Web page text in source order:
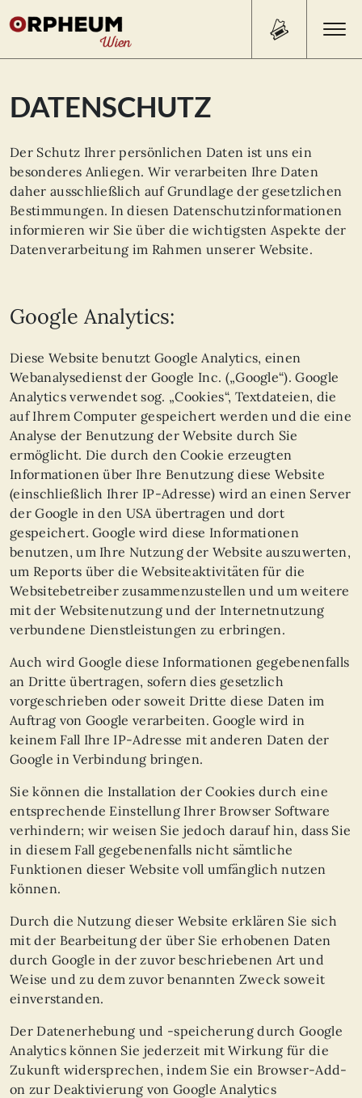
Search
for:
PROGRAMM/TICKETS
BEISL
KONTAKT
DATENSCHUTZ
Der Schutz Ihrer persönlichen Daten ist uns ein
besonderes Anliegen. Wir verarbeiten Ihre Daten
daher ausschließlich auf Grundlage der gesetzlichen
Bestimmungen. In diesen Datenschutzinformationen
informieren wir Sie über die wichtigsten Aspekte der
Datenverarbeitung im Rahmen unserer Website.
Google Analytics:
Diese Website benutzt Google Analytics, einen
Webanalysedienst der Google Inc. („Google“). Google
Analytics verwendet sog. „Cookies“, Textdateien, die
auf Ihrem Computer gespeichert werden und die eine
Analyse der Benutzung der Website durch Sie
ermöglicht. Die durch den Cookie erzeugten
Informationen über Ihre Benutzung diese Website
(einschließlich Ihrer IP-Adresse) wird an einen Server
der Google in den USA übertragen und dort
gespeichert. Google wird diese Informationen
benutzen, um Ihre Nutzung der Website auszuwerten,
um Reports über die Websiteaktivitäten für die
Websitebetreiber zusammenzustellen und um weitere
mit der Websitenutzung und der Internetnutzung
verbundene Dienstleistungen zu erbringen.
Auch wird Google diese Informationen gegebenenfalls
an Dritte übertragen, sofern dies gesetzlich
vorgeschrieben oder soweit Dritte diese Daten im
Auftrag von Google verarbeiten. Google wird in
keinem Fall Ihre IP-Adresse mit anderen Daten der
Google in Verbindung bringen.
Sie können die Installation der Cookies durch eine
entsprechende Einstellung Ihrer Browser Software
verhindern; wir weisen Sie jedoch darauf hin, dass Sie
in diesem Fall gegebenenfalls nicht sämtliche
Funktionen dieser Website voll umfänglich nutzen
können.
Durch die Nutzung dieser Website erklären Sie sich
mit der Bearbeitung der über Sie erhobenen Daten
durch Google in der zuvor beschriebenen Art und
Weise und zu dem zuvor benannten Zweck soweit
einverstanden.
Der Datenerhebung und -speicherung durch Google
Analytics können Sie jederzeit mit Wirkung für die
Zukunft widersprechen, indem Sie ein Browser-Add-
on zur Deaktivierung von Google Analytics